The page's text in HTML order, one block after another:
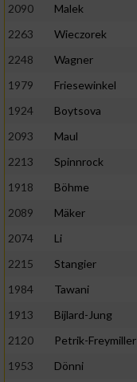
2090 Malek
2263
Wieczorek
2248
Wagner
1979
Friesewinkel
1924
Boytsova
2093
Maul
2213
Spinnrock
1918
Böhme
2089
Mäker
2074
Li
2215
Stangier
1984
Tawani
1913
Bijlard-Jung
2120
Petrik-Freymiller
1953
Dönni